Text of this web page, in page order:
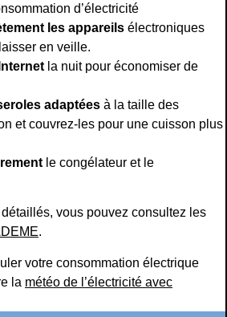
d’électricité
les appareils électroniques
en veille.
la nuit pour économiser de
adaptées à la taille des
et couvrez-les pour une cuisson plus
le congélateur et le
vous pouvez consultez les
.
votre consommation électrique
la météo de l’électricité avec